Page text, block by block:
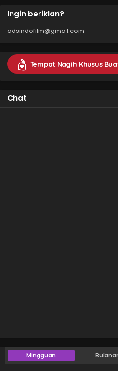
Ingin beriklan?
adsindofilm@gmail.com
Tempat Nagih Khusus
Chat
Mingguan